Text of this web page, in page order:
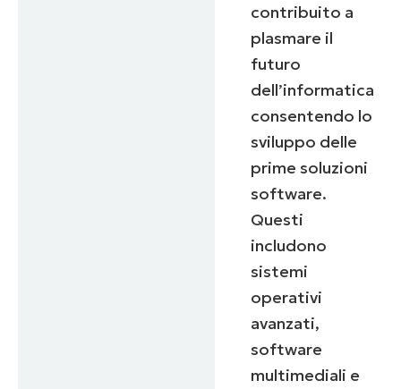
contribuito a
plasmare il
futuro
dell’informatica
consentendo lo
sviluppo delle
prime soluzioni
software.
Questi
includono
sistemi
operativi
avanzati,
software
multimediali e